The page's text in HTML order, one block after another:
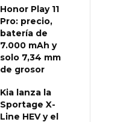
Honor Play 11
Pro: precio,
batería de
7.000 mAh y
solo 7,34 mm
de grosor
Kia lanza la
Sportage X-
Line HEV y el